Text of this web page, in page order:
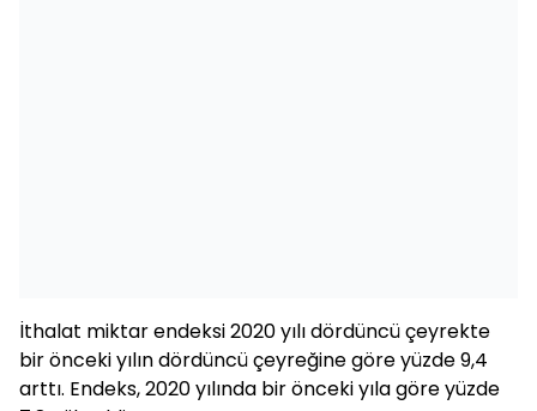
İthalat miktar endeksi 2020 yılı dördüncü çeyrekte
bir önceki yılın dördüncü çeyreğine göre yüzde 9,4
arttı. Endeks, 2020 yılında bir önceki yıla göre yüzde